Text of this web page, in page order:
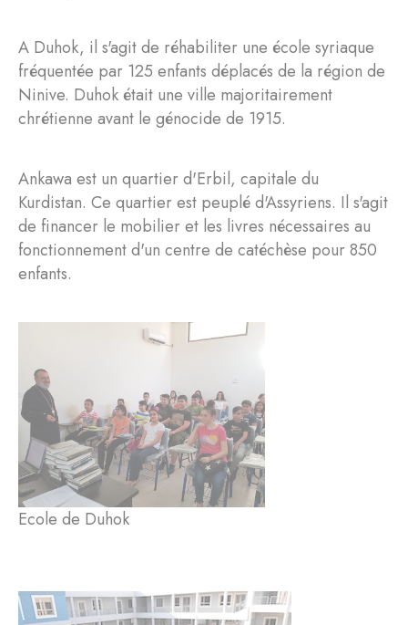
A Duhok, il s'agit de réhabiliter une école syriaque
fréquentée par 125 enfants déplacés de la région de
Ninive. Duhok était une ville majoritairement
chrétienne avant le génocide de 1915.
Ankawa est un quartier d'Erbil, capitale du
Kurdistan. Ce quartier est peuplé d'Assyriens. Il s'agit
de financer le mobilier et les livres nécessaires au
fonctionnement d'un centre de catéchèse pour 850
enfants.
Ecole de Duhok